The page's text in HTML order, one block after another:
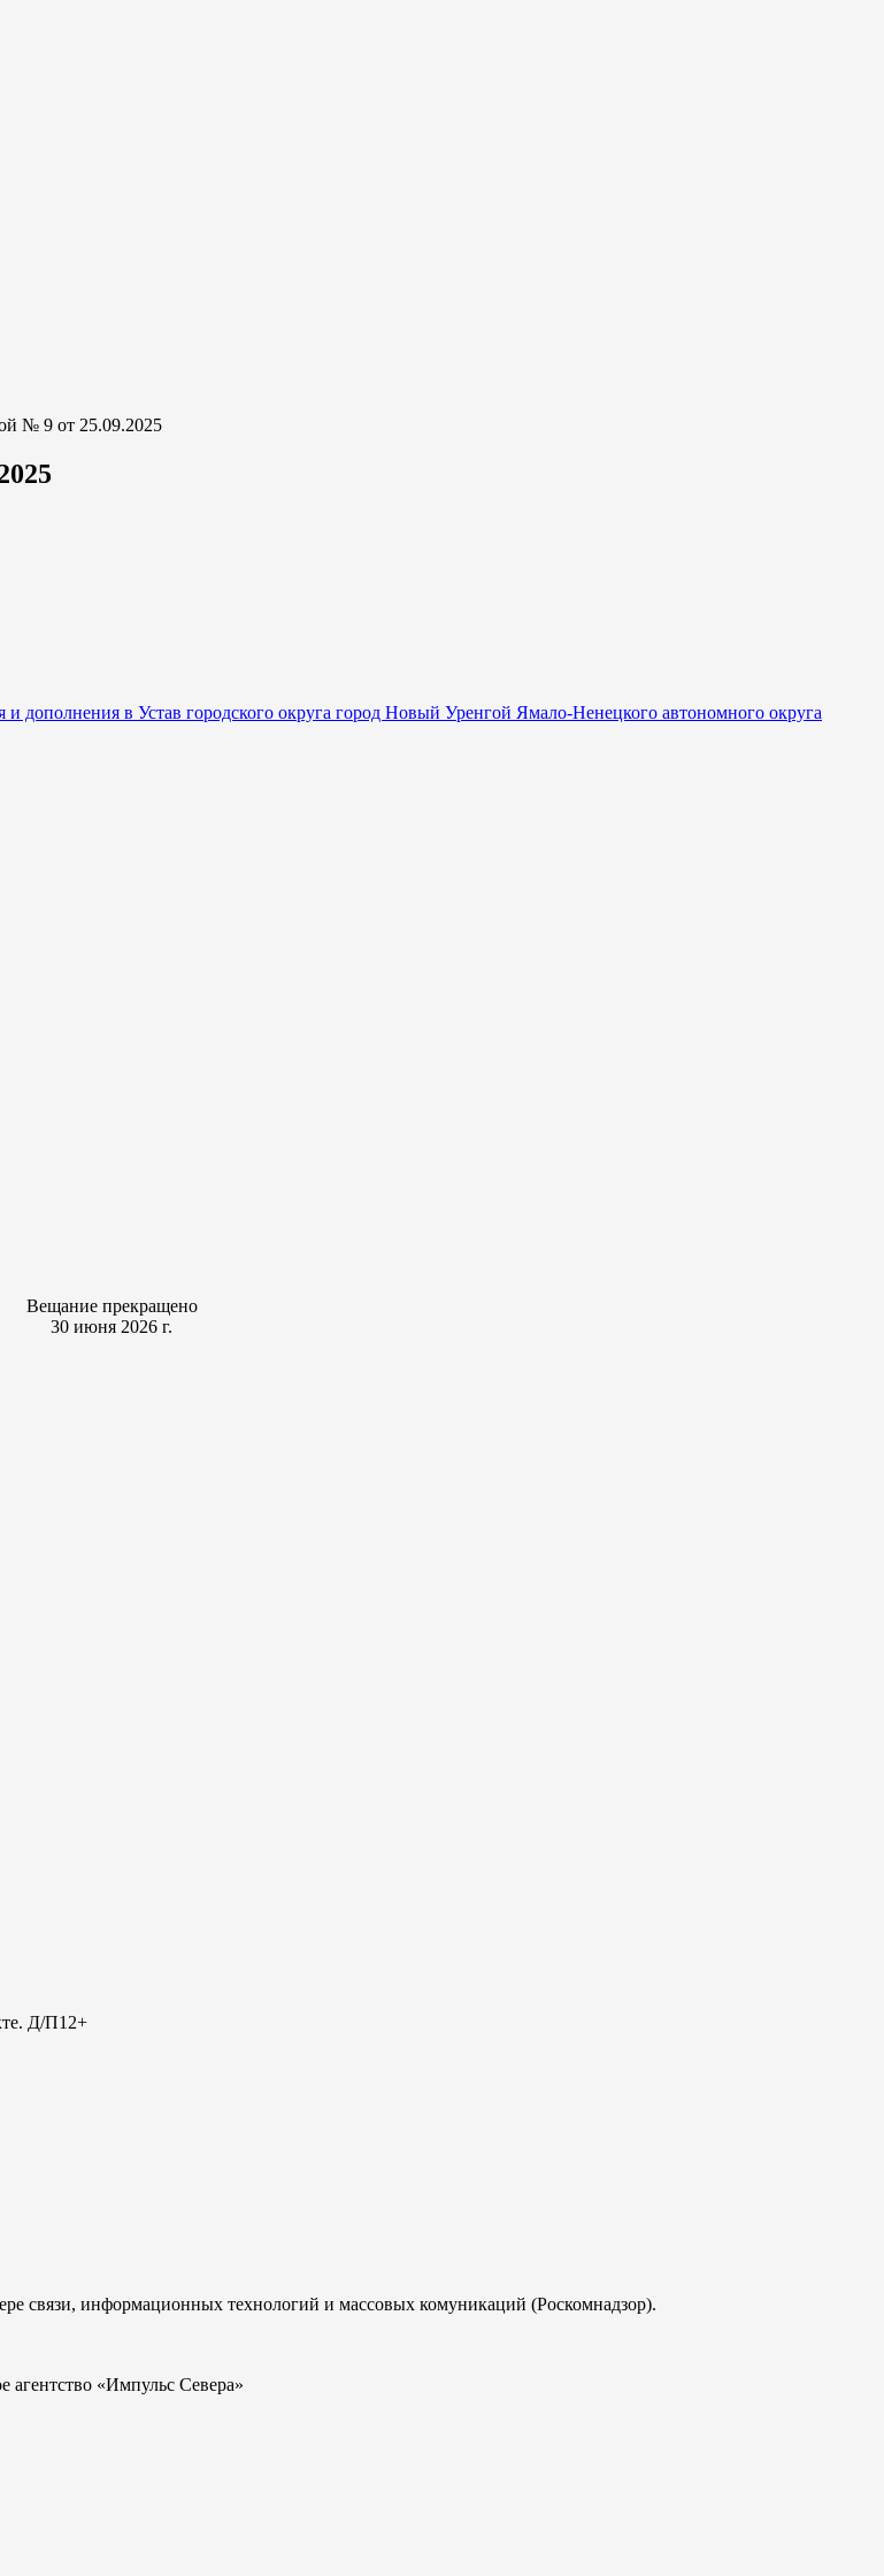
№ 9 от 25.09.2025
в Устав городского округа город Новый Уренгой Ямало-Ненецкого автономного округа
Вещание прекращено
30 июня 2026 г.
Д/П12+
связи, информационных технологий и массовых комуникаций (Роскомнадзор).
«Импульс Севера»